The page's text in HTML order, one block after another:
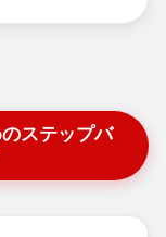
ステップバ